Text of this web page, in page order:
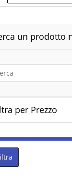
un prodotto
per Prezzo